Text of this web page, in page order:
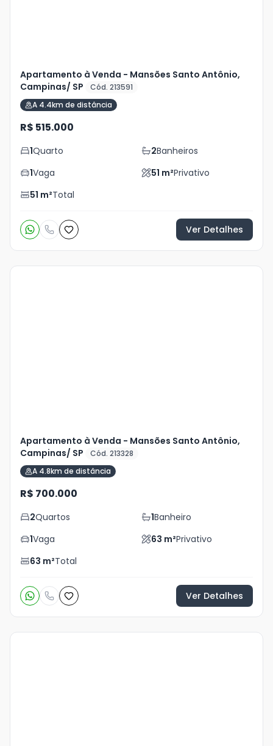
Apartamento à Venda - Mansões Santo Antônio,
Campinas/ SP
Cód. 213591
A 4.4km de distância
R$ 515.000
1Quarto 2Banheiros
1Vaga 51 m²Privativo
51 m²Total
Ver Detalhes
Apartamento à Venda - Mansões Santo Antônio,
Campinas/ SP
Cód. 213328
A 4.8km de distância
R$ 700.000
2Quartos 1Banheiro
1Vaga 63 m²Privativo
63 m²Total
Ver Detalhes